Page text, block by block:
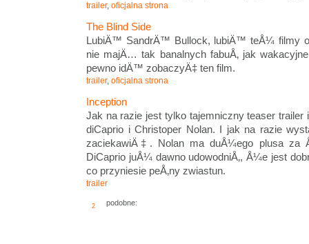
trailer, oficjalna strona
The Blind Side
LubiÄ™ SandrÄ™ Bullock, lubiÄ™ teÅ¼ filmy
nie majÄ… tak banalnych fabuÅ‚ jak
pewno idÄ™ zobaczyÄ‡ ten film.
trailer, oficjalna strona
Inception
Jak na razie jest tylko tajemniczny teaser trailer
diCaprio i Christoper Nolan. I jak na razie
zaciekawiÄ‡. Nolan ma duÅ¼ego plusa za
DiCaprio juÅ¼ dawno udowodniÅ‚, Å¼e jest
co przyniesie peÅ‚ny zwiastun.
trailer
2 podobne: